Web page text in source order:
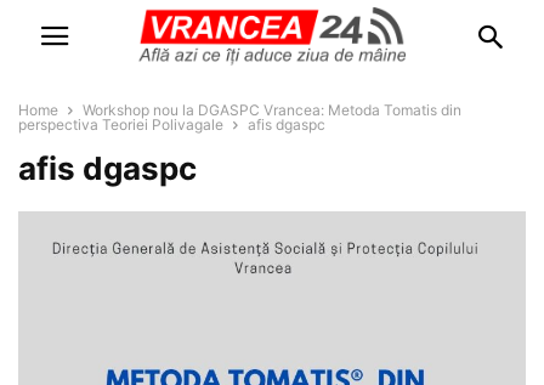
Home
Workshop nou la DGASPC Vrancea: Metoda Tomatis din
perspectiva Teoriei Polivagale
afis dgaspc
afis dgaspc